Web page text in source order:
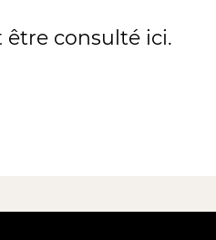
être consulté ici.